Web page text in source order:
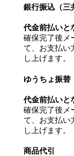
銀行振込（三
代金前払いと
確保完了後メ
て、お支払い
し上げます。
ゆうちょ振替
代金前払いと
確保完了後メ
て、お支払い
し上げます。
商品代引